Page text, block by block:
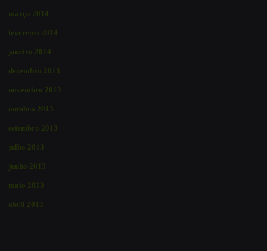
março 2014
fevereiro 2014
janeiro 2014
dezembro 2013
novembro 2013
outubro 2013
setembro 2013
julho 2013
junho 2013
maio 2013
abril 2013